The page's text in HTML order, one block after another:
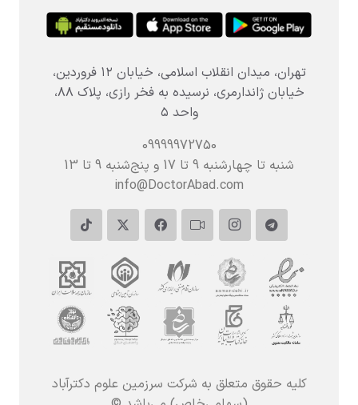
تهران، میدان انقلاب اسلامی، خیابان ۱۲ فروردین،
خیابان ژاندارمری، نرسیده به فخر رازی، پلاک ۸۸،
واحد ۵
09999972750
شنبه تا چهارشنبه 9 تا 17 و پنج‌شنبه‌ 9 تا 13
info@DoctorAbad.com
کلیه حقوق متعلق به شرکت سرزمین علوم دکترآباد